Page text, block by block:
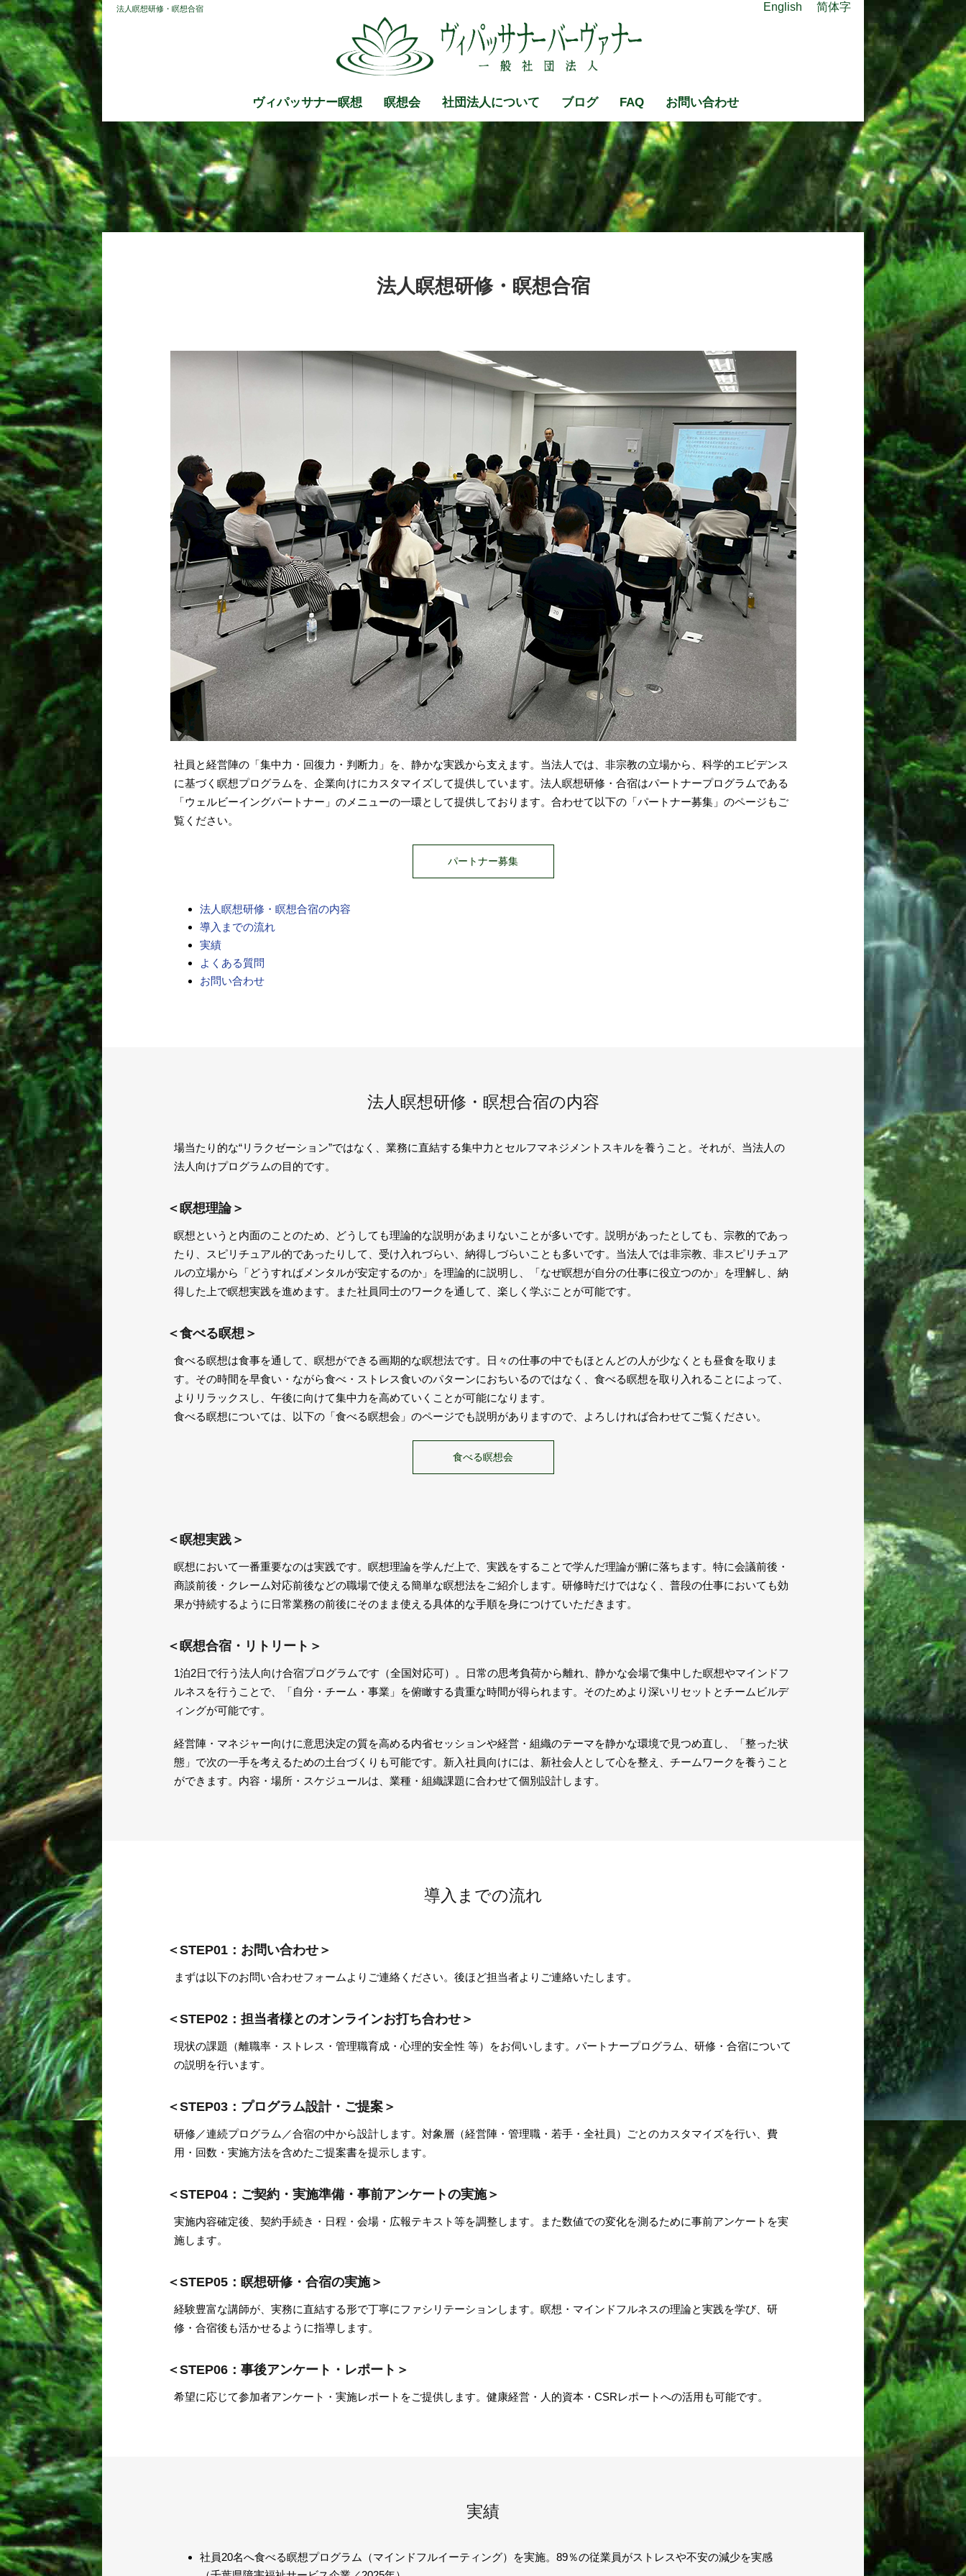
法人瞑想研修・瞑想合宿 English 简体字
ヴィパッサナー瞑想 瞑想会 社団法人について ブログ FAQ お問い合わせ
法人瞑想研修・瞑想合宿
社員と経営陣の「集中力・回復力・判断力」を、静かな実践から支えます。当法人では、非宗教の立場から、科学的エビデンス
に基づく瞑想プログラムを、企業向けにカスタマイズして提供しています。法人瞑想研修・合宿はパートナープログラムである
「ウェルビーイングパートナー」のメニューの一環として提供しております。合わせて以下の「パートナー募集」のページもご
覧ください。
パートナー募集
法人瞑想研修・瞑想合宿の内容
導入までの流れ
実績
よくある質問
お問い合わせ
法人瞑想研修・瞑想合宿の内容
場当たり的な“リラクゼーション”ではなく、業務に直結する集中力とセルフマネジメントスキルを養うこと。それが、当法人の
法人向けプログラムの目的です。
＜瞑想理論＞
瞑想というと内面のことのため、どうしても理論的な説明があまりないことが多いです。説明があったとしても、宗教的であっ
たり、スピリチュアル的であったりして、受け入れづらい、納得しづらいことも多いです。当法人では非宗教、非スピリチュア
ルの立場から「どうすればメンタルが安定するのか」を理論的に説明し、「なぜ瞑想が自分の仕事に役立つのか」を理解し、納
得した上で瞑想実践を進めます。また社員同士のワークを通して、楽しく学ぶことが可能です。
＜食べる瞑想＞
食べる瞑想は食事を通して、瞑想ができる画期的な瞑想法です。日々の仕事の中でもほとんどの人が少なくとも昼食を取りま
す。その時間を早食い・ながら食べ・ストレス食いのパターンにおちいるのではなく、食べる瞑想を取り入れることによって、
よりリラックスし、午後に向けて集中力を高めていくことが可能になります。
食べる瞑想については、以下の「食べる瞑想会」のページでも説明がありますので、よろしければ合わせてご覧ください。
食べる瞑想会
＜瞑想実践＞
瞑想において一番重要なのは実践です。瞑想理論を学んだ上で、実践をすることで学んだ理論が腑に落ちます。特に会議前後・
商談前後・クレーム対応前後などの職場で使える簡単な瞑想法をご紹介します。研修時だけではなく、普段の仕事においても効
果が持続するように日常業務の前後にそのまま使える具体的な手順を身につけていただきます。
＜瞑想合宿・リトリート＞
1泊2日で行う法人向け合宿プログラムです（全国対応可）。日常の思考負荷から離れ、静かな会場で集中した瞑想やマインドフ
ルネスを行うことで、「自分・チーム・事業」を俯瞰する貴重な時間が得られます。そのためより深いリセットとチームビルデ
ィングが可能です。
経営陣・マネジャー向けに意思決定の質を高める内省セッションや経営・組織のテーマを静かな環境で見つめ直し、「整った状
態」で次の一手を考えるための土台づくりも可能です。新入社員向けには、新社会人として心を整え、チームワークを養うこと
ができます。内容・場所・スケジュールは、業種・組織課題に合わせて個別設計します。
導入までの流れ
＜STEP01：お問い合わせ＞
まずは以下のお問い合わせフォームよりご連絡ください。後ほど担当者よりご連絡いたします。
＜STEP02：担当者様とのオンラインお打ち合わせ＞
現状の課題（離職率・ストレス・管理職育成・心理的安全性 等）をお伺いします。パートナープログラム、研修・合宿について
の説明を行います。
＜STEP03：プログラム設計・ご提案＞
研修／連続プログラム／合宿の中から設計します。対象層（経営陣・管理職・若手・全社員）ごとのカスタマイズを行い、費
用・回数・実施方法を含めたご提案書を提示します。
＜STEP04：ご契約・実施準備・事前アンケートの実施＞
実施内容確定後、契約手続き・日程・会場・広報テキスト等を調整します。また数値での変化を測るために事前アンケートを実
施します。
＜STEP05：瞑想研修・合宿の実施＞
経験豊富な講師が、実務に直結する形で丁寧にファシリテーションします。瞑想・マインドフルネスの理論と実践を学び、研
修・合宿後も活かせるように指導します。
＜STEP06：事後アンケート・レポート＞
希望に応じて参加者アンケート・実施レポートをご提供します。健康経営・人的資本・CSRレポートへの活用も可能です。
実績
社員20名へ食べる瞑想プログラム（マインドフルイーティング）を実施。89％の従業員がストレスや不安の減少を実感